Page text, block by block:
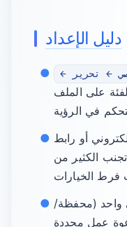
دليل الإعداد
← تحرير ←
على الملف
أو رابط
الكثير من
واحد (محفظة/
عمل محددة